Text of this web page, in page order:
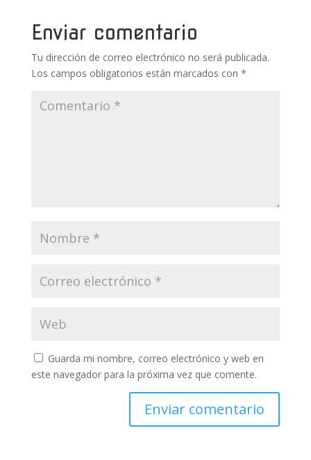
k
Enviar comentario
Tu dirección de correo electrónico no será publicada.
Los campos obligatorios están marcados con *
Guarda mi nombre, correo electrónico y web en
este navegador para la próxima vez que comente.